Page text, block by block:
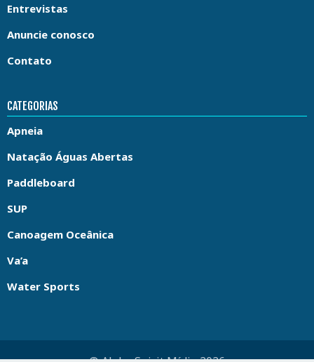
Entrevistas
Anuncie conosco
Contato
CATEGORIAS
Apneia
Natação Águas Abertas
Paddleboard
SUP
Canoagem Oceânica
Va’a
Water Sports